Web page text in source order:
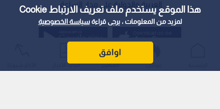
هذا الموقع يستخدم ملف تعريف الارتباط Cookie
لمزيد من المعلومات ، يرجى قراءةسياسة الخصوصية
اوافق
العربية والدولية على مدار الساعة.
عواجل المباشر أحدث الأخبار